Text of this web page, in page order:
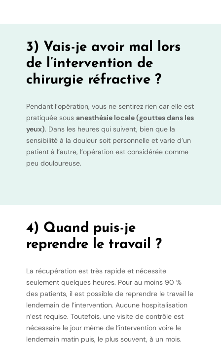
3) Vais-je avoir mal lors
de l’intervention de
chirurgie réfractive ?
Pendant l’opération, vous ne sentirez rien car elle est
pratiquée sous anesthésie locale (gouttes dans les
yeux). Dans les heures qui suivent, bien que la
sensibilité à la douleur soit personnelle et varie d’un
patient à l’autre, l’opération est considérée comme
peu douloureuse.
4) Quand puis-je
reprendre le travail ?
La récupération est très rapide et nécessite
seulement quelques heures. Pour au moins 90 %
des patients, il est possible de reprendre le travail le
lendemain de l’intervention. Aucune hospitalisation
n’est requise. Toutefois, une visite de contrôle est
nécessaire le jour même de l’intervention voire le
lendemain matin puis, le plus souvent, à un mois.